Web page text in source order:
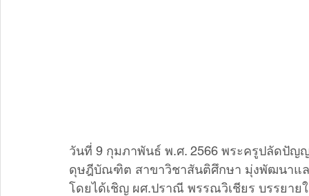
วันที่ 9 กุมภาพันธ์ พ.ศ. 2566 พระครูปลัดปั
ดุษฎีบัณฑิต สาขาวิชาสันติศึกษา มุ่งพัฒนาแ
โดยได้เชิญ ผศ.ปราณี พรรณวิเชียร บรรยา